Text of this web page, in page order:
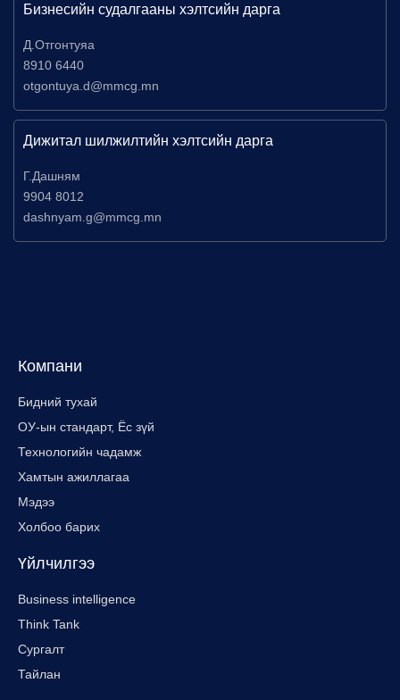
Бизнесийн судалгааны хэлтсийн дарга
Д.Отгонтуяа
8910 6440
otgontuya.d@mmcg.mn
Дижитал шилжилтийн хэлтсийн дарга
Г.Дашням
9904 8012
dashnyam.g@mmcg.mn
Компани
Бидний тухай
ОУ-ын стандарт, Ёс зүй
Технологийн чадамж
Хамтын ажиллагаа
Мэдээ
Холбоо барих
Үйлчилгээ
Business intelligence
Think Tank
Сургалт
Тайлан